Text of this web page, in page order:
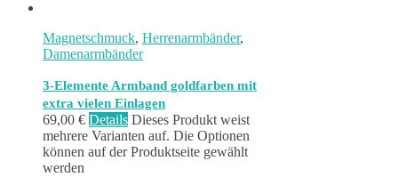
Magnetschmuck, Herrenarmbänder,
Damenarmbänder
3-Elemente Armband goldfarben mit
extra vielen Einlagen
69,00 € Details Dieses Produkt weist
mehrere Varianten auf. Die Optionen
können auf der Produktseite gewählt
werden